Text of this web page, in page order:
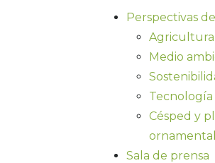
Perspectivas
Agricultura
Medio
Tecnología
Césped y
Sala de prensa